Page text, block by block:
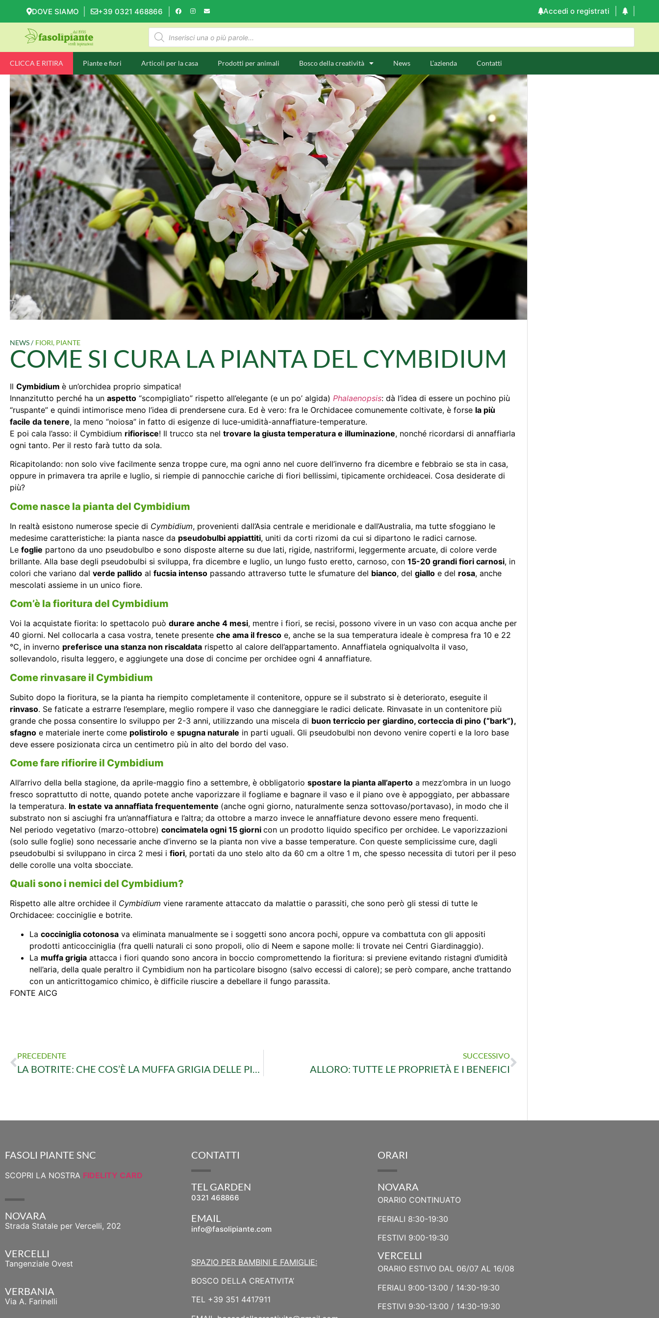
DOVE SIAMO +39 0321 468866 Accedi o registrati
CLICCA E RITIRA Piante e fiori Articoli per la casa Prodotti per animali Bosco della creatività News L’azienda Contatti
NEWS / FIORI, PIANTE
COME SI CURA LA PIANTA DEL CYMBIDIUM
Il Cymbidium è un’orchidea proprio simpatica!
Innanzitutto perché ha un aspetto “scompigliato” rispetto all’elegante (e un po’ algida) Phalaenopsis: dà l’idea di essere un pochino più
“ruspante” e quindi intimorisce meno l’idea di prendersene cura. Ed è vero: fra le Orchidacee comunemente coltivate, è forse la più
facile da tenere, la meno “noiosa” in fatto di esigenze di luce-umidità-annaffiature-temperature.
E poi cala l’asso: il Cymbidium rifiorisce! Il trucco sta nel trovare la giusta temperatura e illuminazione, nonché ricordarsi di annaffiarla
ogni tanto. Per il resto farà tutto da sola.
Ricapitolando: non solo vive facilmente senza troppe cure, ma ogni anno nel cuore dell’inverno fra dicembre e febbraio se sta in casa,
oppure in primavera tra aprile e luglio, si riempie di pannocchie cariche di fiori bellissimi, tipicamente orchideacei. Cosa desiderate di
più?
Come nasce la pianta del Cymbidium
In realtà esistono numerose specie di Cymbidium, provenienti dall’Asia centrale e meridionale e dall’Australia, ma tutte sfoggiano le
medesime caratteristiche: la pianta nasce da pseudobulbi appiattiti, uniti da corti rizomi da cui si dipartono le radici carnose.
Le foglie partono da uno pseudobulbo e sono disposte alterne su due lati, rigide, nastriformi, leggermente arcuate, di colore verde
brillante. Alla base degli pseudobulbi si sviluppa, fra dicembre e luglio, un lungo fusto eretto, carnoso, con 15-20 grandi fiori carnosi, in
colori che variano dal verde pallido al fucsia intenso passando attraverso tutte le sfumature del bianco, del giallo e del rosa, anche
mescolati assieme in un unico fiore.
Com’è la fioritura del Cymbidium
Voi la acquistate fiorita: lo spettacolo può durare anche 4 mesi, mentre i fiori, se recisi, possono vivere in un vaso con acqua anche per
40 giorni. Nel collocarla a casa vostra, tenete presente che ama il fresco e, anche se la sua temperatura ideale è compresa fra 10 e 22
°C, in inverno preferisce una stanza non riscaldata rispetto al calore dell’appartamento. Annaffiatela ogniqualvolta il vaso,
sollevandolo, risulta leggero, e aggiungete una dose di concime per orchidee ogni 4 annaffiature.
Come rinvasare il Cymbidium
Subito dopo la fioritura, se la pianta ha riempito completamente il contenitore, oppure se il substrato si è deteriorato, eseguite il
rinvaso. Se faticate a estrarre l’esemplare, meglio rompere il vaso che danneggiare le radici delicate. Rinvasate in un contenitore più
grande che possa consentire lo sviluppo per 2-3 anni, utilizzando una miscela di buon terriccio per giardino, corteccia di pino (“bark”),
sfagno e materiale inerte come polistirolo e spugna naturale in parti uguali. Gli pseudobulbi non devono venire coperti e la loro base
deve essere posizionata circa un centimetro più in alto del bordo del vaso.
Come fare rifiorire il Cymbidium
All’arrivo della bella stagione, da aprile-maggio fino a settembre, è obbligatorio spostare la pianta all’aperto a mezz’ombra in un luogo
fresco soprattutto di notte, quando potete anche vaporizzare il fogliame e bagnare il vaso e il piano ove è appoggiato, per abbassare
la temperatura. In estate va annaffiata frequentemente (anche ogni giorno, naturalmente senza sottovaso/portavaso), in modo che il
substrato non si asciughi fra un’annaffiatura e l’altra; da ottobre a marzo invece le annaffiature devono essere meno frequenti.
Nel periodo vegetativo (marzo-ottobre) concimatela ogni 15 giorni con un prodotto liquido specifico per orchidee. Le vaporizzazioni
(solo sulle foglie) sono necessarie anche d’inverno se la pianta non vive a basse temperature. Con queste semplicissime cure, dagli
pseudobulbi si sviluppano in circa 2 mesi i fiori, portati da uno stelo alto da 60 cm a oltre 1 m, che spesso necessita di tutori per il peso
delle corolle una volta sbocciate.
Quali sono i nemici del Cymbidium?
Rispetto alle altre orchidee il Cymbidium viene raramente attaccato da malattie o parassiti, che sono però gli stessi di tutte le
Orchidacee: cocciniglie e botrite.
La cocciniglia cotonosa va eliminata manualmente se i soggetti sono ancora pochi, oppure va combattuta con gli appositi
prodotti anticocciniglia (fra quelli naturali ci sono propoli, olio di Neem e sapone molle: li trovate nei Centri Giardinaggio).
La muffa grigia attacca i fiori quando sono ancora in boccio compromettendo la fioritura: si previene evitando ristagni d’umidità
nell’aria, della quale peraltro il Cymbidium non ha particolare bisogno (salvo eccessi di calore); se però compare, anche trattando
con un anticrittogamico chimico, è difficile riuscire a debellare il fungo parassita.
FONTE AICG
PRECEDENTE
LA BOTRITE: CHE COS’È LA MUFFA GRIGIA DELLE PIANTE
SUCCESSIVO
ALLORO: TUTTE LE PROPRIETÀ E I BENEFICI
FASOLI PIANTE SNC
SCOPRI LA NOSTRA FIDELITY CARD
NOVARA
Strada Statale per Vercelli, 202
VERCELLI
Tangenziale Ovest
VERBANIA
Via A. Farinelli
CONTATTI
TEL GARDEN
0321 468866
EMAIL
info@fasolipiante.com
SPAZIO PER BAMBINI E FAMIGLIE:
BOSCO DELLA CREATIVITA’
TEL +39 351 4417911
ORARI
NOVARA
ORARIO CONTINUATO
FERIALI 8:30-19:30
FESTIVI 9:00-19:30
VERCELLI
ORARIO ESTIVO DAL 06/07 AL 16/08
FERIALI 9:00-13:00 / 14:30-19:30
FESTIVI 9:30-13:00 / 14:30-19:30